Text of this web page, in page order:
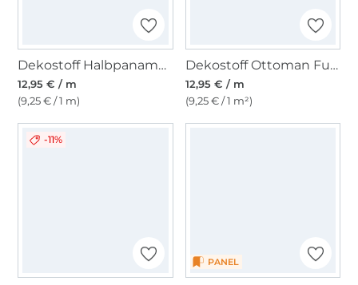
Dekostoff Halbpanama Cat Wildlife Art
12,95 € / m
(9,25 € / 1 m)
Dekostoff Ottoman Funny Cats, beige
12,95 € / m
(9,25 € / 1 m²)
-11%
PANEL